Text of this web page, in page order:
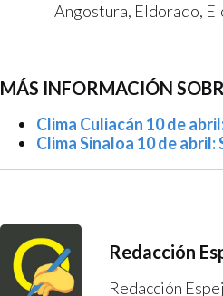
Angostura, Eldorado,
MÁS INFORMACIÓN
Clima Culiacán 10 de
Clima Sinaloa 10 de
Redacción
Redacción